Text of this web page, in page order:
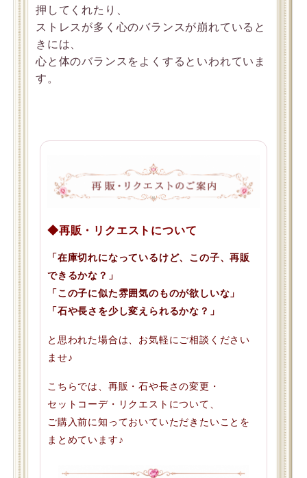
押してくれたり、
ストレスが多く心のバランスが崩れていると
きには、
心と体のバランスをよくするといわれていま
す。
◆再販・リクエストについて
「在庫切れになっているけど、この子、再販
できるかな？」
「この子に似た雰囲気のものが欲しいな」
「石や長さを少し変えられるかな？」
と思われた場合は、お気軽にご相談ください
ませ♪
こちらでは、再販・石や長さの変更・
セットコーデ・リクエストについて、
ご購入前に知っておいていただきたいことを
まとめています♪